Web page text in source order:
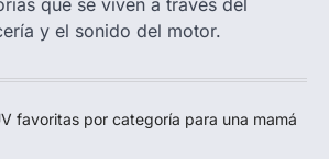
y el sonido del motor.
favoritas por categoría para una mamá